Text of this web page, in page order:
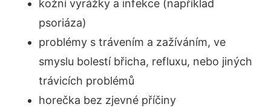
kožní vyrážky a infekce (například
psoriáza)
problémy s trávením a zažíváním, ve
smyslu bolestí břicha, refluxu, nebo jiných
trávicích problémů
horečka bez zjevné příčiny